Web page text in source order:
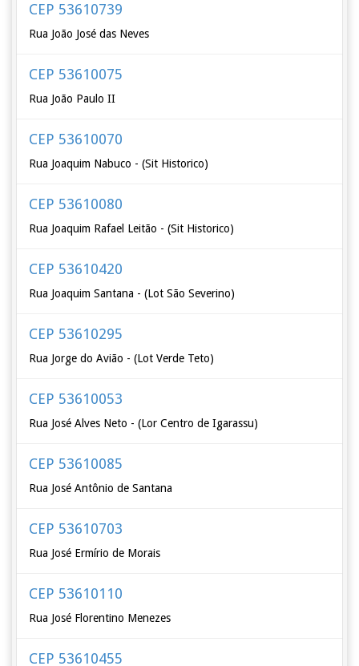
CEP 53610739
Rua João José das Neves
CEP 53610075
Rua João Paulo II
CEP 53610070
Rua Joaquim Nabuco - (Sit Historico)
CEP 53610080
Rua Joaquim Rafael Leitão - (Sit Historico)
CEP 53610420
Rua Joaquim Santana - (Lot São Severino)
CEP 53610295
Rua Jorge do Avião - (Lot Verde Teto)
CEP 53610053
Rua José Alves Neto - (Lor Centro de Igarassu)
CEP 53610085
Rua José Antônio de Santana
CEP 53610703
Rua José Ermírio de Morais
CEP 53610110
Rua José Florentino Menezes
CEP 53610455